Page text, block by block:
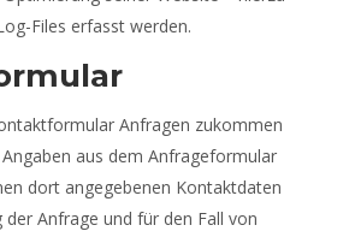
Files erfasst werden.
Anfragen zukommen
aus dem Anfrageformular
dort angegebenen Kontaktdaten
Anfrage und für den Fall von